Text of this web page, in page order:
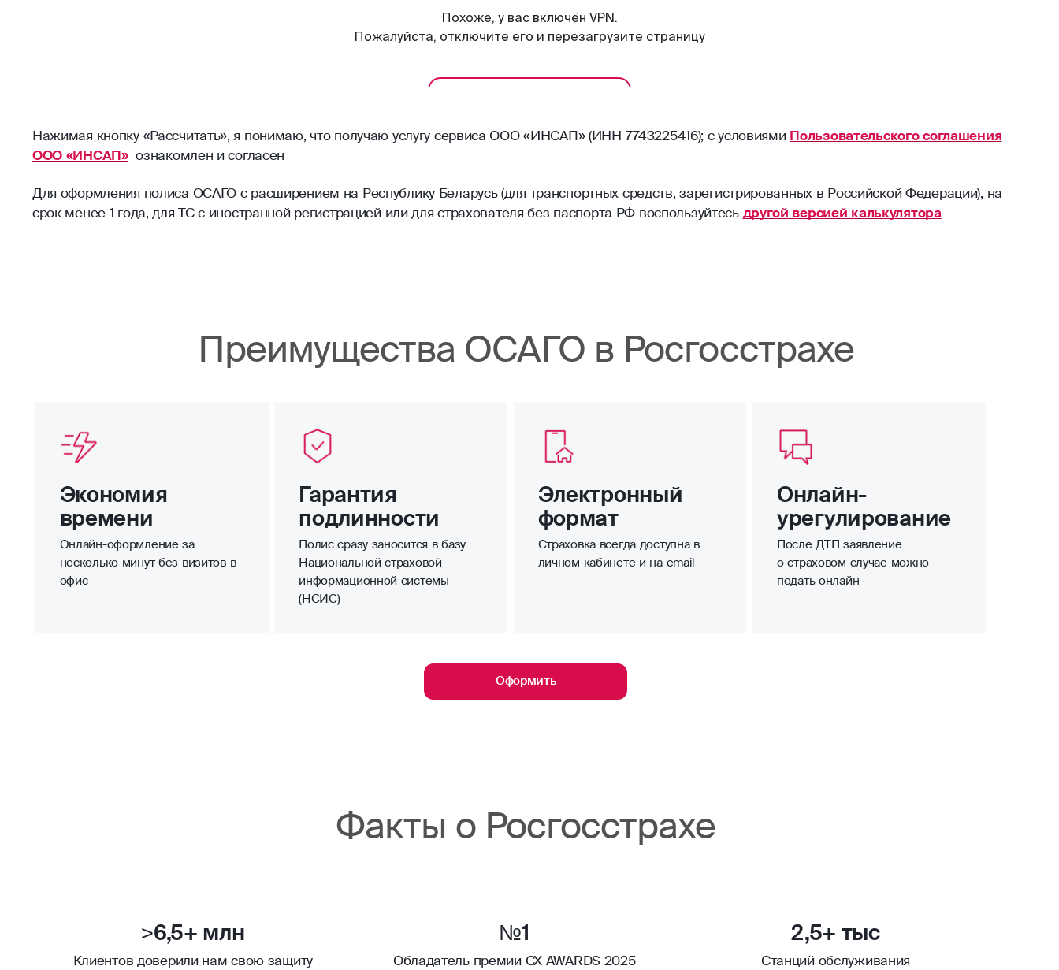
Нажимая кнопку «Рассчитать», я понимаю, что получаю услугу сервиса ООО «ИНСАП» (ИНН 7743225416); с условиями Пользовательского соглашения
ООО «ИНСАП» ознакомлен и согласен
Для оформления полиса ОСАГО с расширением на Республику Беларусь (для транспортных средств, зарегистрированных в Российской Федерации), на
срок менее 1 года, для ТС с иностранной регистрацией или для страхователя без паспорта РФ воспользуйтесь другой версией калькулятора
Преимущества ОСАГО в Росгосстрахе
Экономия
времени
Онлайн-оформление за
несколько минут без визитов в
офис
Гарантия
подлинности
Полис сразу заносится в базу
Национальной страховой
информационной системы
(НСИС)
Электронный
формат
Страховка всегда доступна в
личном кабинете и на email
Онлайн-
урегулирование
После ДТП заявление
о страховом случае можно
подать онлайн
Оформить
Факты о Росгосстрахе
>6,5+ млн
Клиентов доверили нам свою защиту
№1
Обладатель премии CX AWARDS 2025
2,5+ тыс
Станций обслуживания